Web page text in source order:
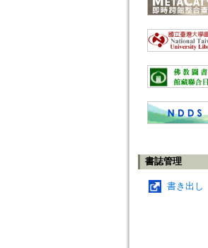
書誌管理
書き出し